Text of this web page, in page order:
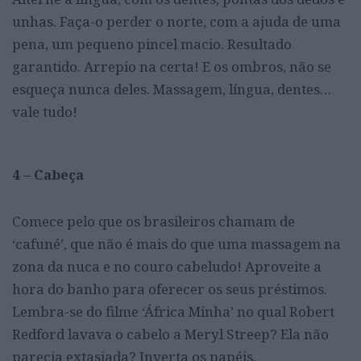
unhas. Faça-o perder o norte, com a ajuda de uma
pena, um pequeno pincel macio. Resultado
garantido. Arrepio na certa! E os ombros, não se
esqueça nunca deles. Massagem, língua, dentes…
vale tudo!
4 – Cabeça
Comece pelo que os brasileiros chamam de
‘cafuné’, que não é mais do que uma massagem na
zona da nuca e no couro cabeludo! Aproveite a
hora do banho para oferecer os seus préstimos.
Lembra-se do filme ‘África Minha’ no qual Robert
Redford lavava o cabelo a Meryl Streep? Ela não
parecia extasiada? Inverta os papéis.